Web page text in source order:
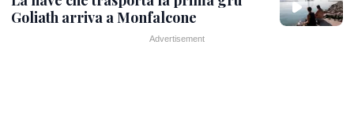
Goliath arriva a Monfalcone